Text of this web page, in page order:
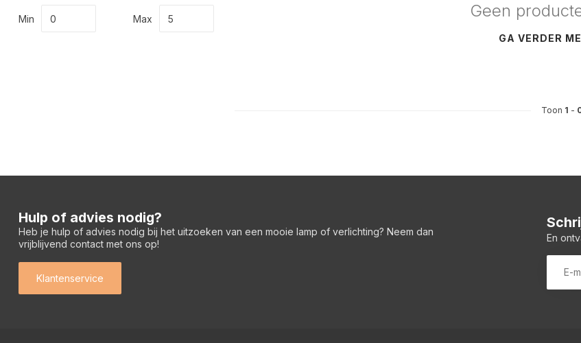
Min Max Geen
GA VERDER
Toon 1 -
Hulp of advies nodig?
Heb je hulp of advies nodig bij het uitzoeken van een mooie lamp of verlichting? Neem dan
vrijblijvend contact met ons op!
Klantenservice
En